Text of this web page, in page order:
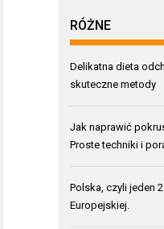
RÓŻNE
Delikatna dieta
skuteczne metody
Jak naprawić
Proste techniki i
Polska, czyli jeden
Europejskiej.